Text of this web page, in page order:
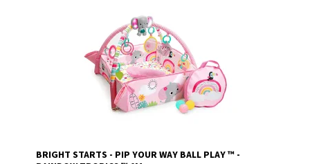
Momentálně nedostupné
Značka: Bright starts
BRIGHT STARTS - PIP YOUR WAY BALL PLAY ™ -